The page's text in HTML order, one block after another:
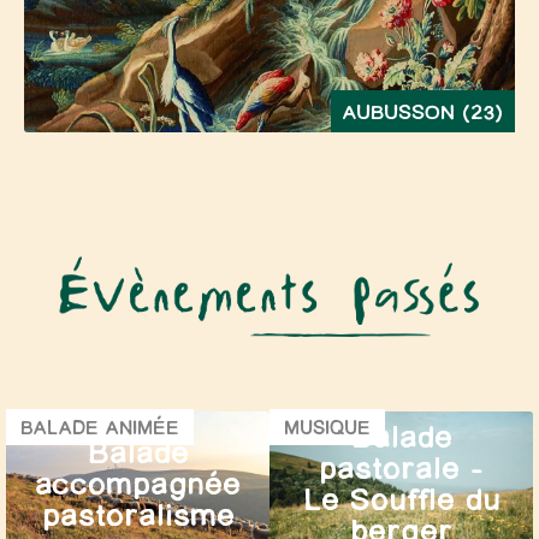
AUBUSSON (23)
Balade
accompagnée
pastoralisme
BALADE ANIMÉE
Balade
pastorale –
Le Souffle du
berger
MUSIQUE